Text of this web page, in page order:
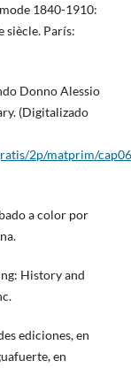
1840-1910:
siècle. París:
Donno Alessio
(Digitalizado
2p/matprim/
a color por
History and
ediciones, en
en